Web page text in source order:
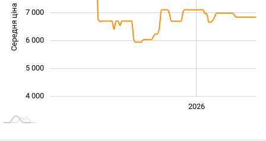
Середня ціна
4 000
5 000
6 000
7 000
2026